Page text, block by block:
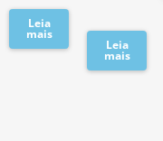
Leia
mais
Leia
mais